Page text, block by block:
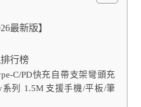
最新版】
行榜
C/PD快充自帶支架彎頭充
系列 1.5M 支援手機/平板/筆